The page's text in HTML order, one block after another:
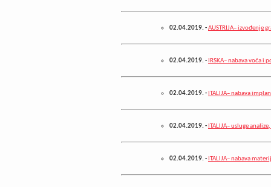
02.04.2019.-AUSTRIJA– izvođenje
02.04.2019.- IRSKA– nabava voća i
02.04.2019.- ITALIJA– nabava
02.04.2019.- ITALIJA– usluge
02.04.2019.- ITALIJA– nabava